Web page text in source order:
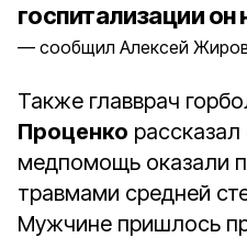
госпитализации
сообщил Алексей
Также главврач
Проценко
медпомощь оказали
травмами средней
Мужчине пришлось